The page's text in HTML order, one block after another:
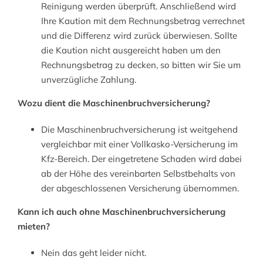
Reinigung werden überprüft. Anschließend wird
Ihre Kaution mit dem Rechnungsbetrag verrechnet
und die Differenz wird zurück überwiesen. Sollte
die Kaution nicht ausgereicht haben um den
Rechnungsbetrag zu decken, so bitten wir Sie um
unverzügliche Zahlung.
Wozu dient die Maschinenbruchversicherung?
Die Maschinenbruchversicherung ist weitgehend
vergleichbar mit einer Vollkasko-Versicherung im
Kfz-Bereich. Der eingetretene Schaden wird dabei
ab der Höhe des vereinbarten Selbstbehalts von
der abgeschlossenen Versicherung übernommen.
Kann ich auch ohne Maschinenbruchversicherung
mieten?
Nein das geht leider nicht.